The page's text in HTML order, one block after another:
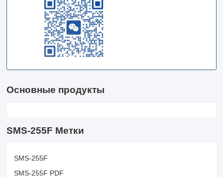
Основные продукты
SMS-255F Метки
SMS-255F
SMS-255F PDF